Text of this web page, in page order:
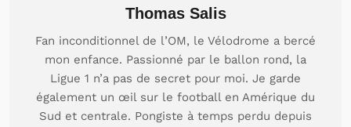
Thomas Salis
Fan inconditionnel de l’OM, le Vélodrome a bercé
mon enfance. Passionné par le ballon rond, la
Ligue 1 n’a pas de secret pour moi. Je garde
également un œil sur le football en Amérique du
Sud et centrale. Pongiste à temps perdu depuis